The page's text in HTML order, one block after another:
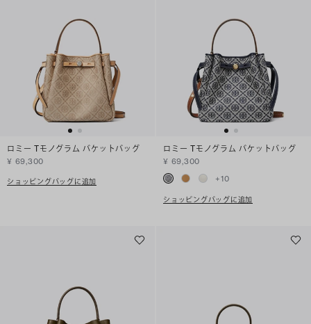
ロミー Tモノグラム バケットバッグ
¥ 69,300
ショッピングバッグに追加
ロミー Tモノグラム バケットバッグ
¥ 69,300
+10
ショッピングバッグに追加